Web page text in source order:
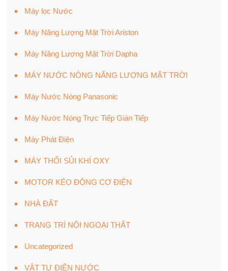
Máy lọc Nước
Máy Năng Lượng Mặt Trời Ariston
Máy Năng Lượng Mặt Trời Dapha
MÁY NƯỚC NÓNG NĂNG LƯỢNG MẶT TRỜI
Máy Nước Nóng Panasonic
Máy Nước Nóng Trực Tiếp Gián Tiếp
Máy Phát Điện
MÁY THỔI SỦI KHÍ OXY
MOTOR KÉO ĐỘNG CƠ ĐIỆN
NHÀ ĐẤT
TRANG TRÍ NỘI NGOẠI THẤT
Uncategorized
VẬT TƯ ĐIỆN NƯỚC